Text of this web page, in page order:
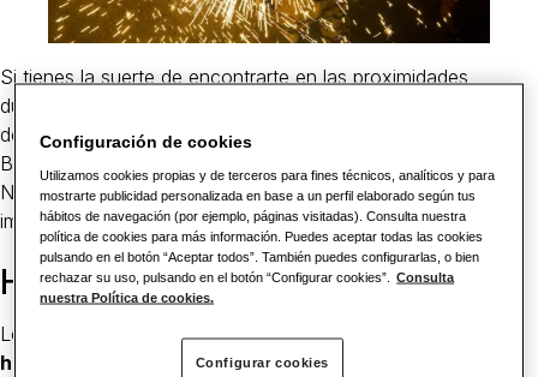
Si tienes la suerte de encontrarte en las proximidades
durante las fechas de celebración, te recomendamos que
dediques al menos un día para visitar Sant Andreu de la
Barca y contagiarte de esta atmósfera festiva tan especial.
No en vano, se trata de una de las fiestas populares más
importantes de España.
Historia de la Festa Major
Lo que
nació como una fiesta de carácter religioso en
honor al patrón de la localidad, fue tomando un
Configuración de cookies
Utilizamos cookies propias y de terceros para fines técnicos, analíticos y para
mostrarte publicidad personalizada en base a un perfil elaborado según tus
hábitos de navegación (por ejemplo, páginas visitadas). Consulta nuestra
política de cookies para más información. Puedes aceptar todas las cookies
pulsando en el botón “Aceptar todos”. También puedes configurarlas, o bien
rechazar su uso, pulsando en el botón “Configurar cookies”.
Consulta
nuestra Política de cookies.
Configurar cookies